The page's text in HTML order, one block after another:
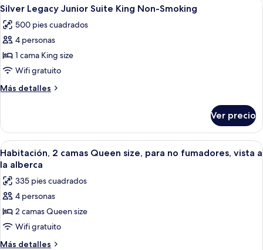
Non-
Smoking
with
King
Smoking
todas
las
fotos
de
Silver
Legacy
Junior
King
Non-
Smoking
6
Silver Legacy Junior Suite King Non-Smoking
500 pies cuadrados
4 personas
1 cama King size
Wifi gratuito
Más detalles
Más
Legacy
Junior
Suite
King
Smoking
Ver precio
Abrir
todas
las
fotos
de
Habitación,
2
camas
Habitación de hotel con dos camas,
5
Habitación, 2 camas Queen size, para no fumadores, vista a
la alberca
335 pies cuadrados
4 personas
2 camas Queen size
Wifi gratuito
Más detalles
Más